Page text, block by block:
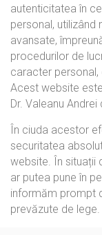
autenticitatea în
personal,
avansate,
procedurilor de
caracter
Acest website
Dr. Valeanu Andrei
În ciuda acestor
securitatea
website. În situații
ar putea pune în
informăm prompt
prevăzute de lege.